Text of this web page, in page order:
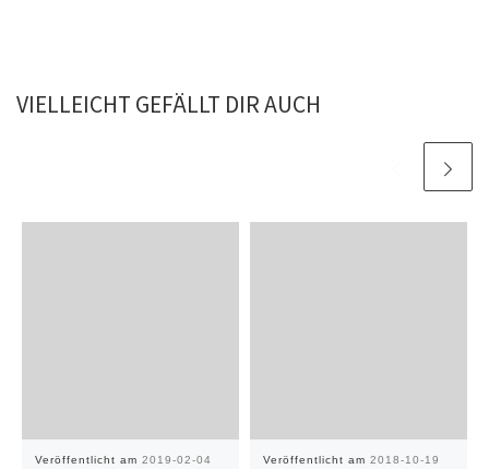
VIELLEICHT GEFÄLLT DIR AUCH
Veröffentlicht am 2019-02-04 Veröffentlicht am 2018-10-19